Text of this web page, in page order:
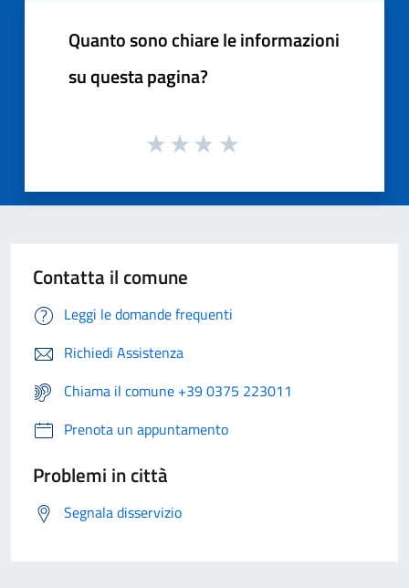
Quanto sono chiare le informazioni
su questa pagina?
Contatta il comune
Leggi le domande frequenti
Richiedi Assistenza
Chiama il comune +39 0375 223011
Prenota un appuntamento
Problemi in città
Segnala disservizio